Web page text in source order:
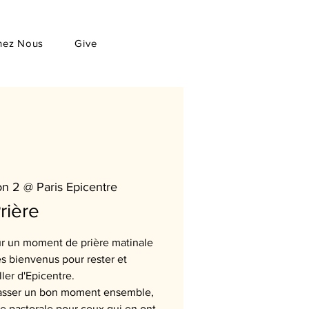
Nous Give
2 @ Paris Epicentre
un moment de prière matinale
bienvenus pour rester et
d'Epicentre.
un bon moment ensemble,